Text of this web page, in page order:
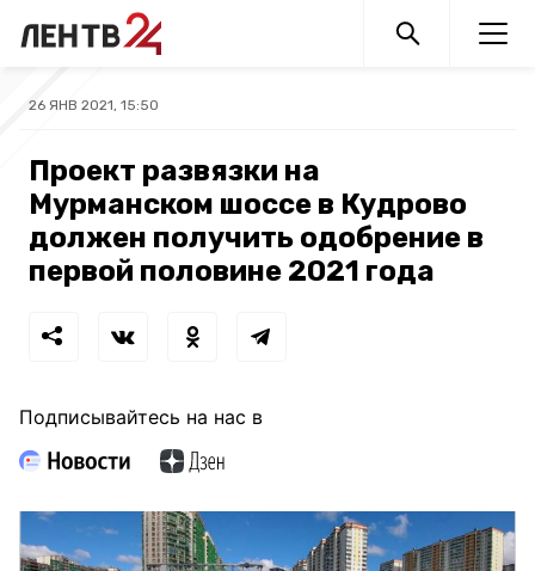
26 ЯНВ 2021, 15:50
Проект развязки на
Мурманском шоссе в Кудрово
должен получить одобрение в
первой половине 2021 года
Подписывайтесь на нас в